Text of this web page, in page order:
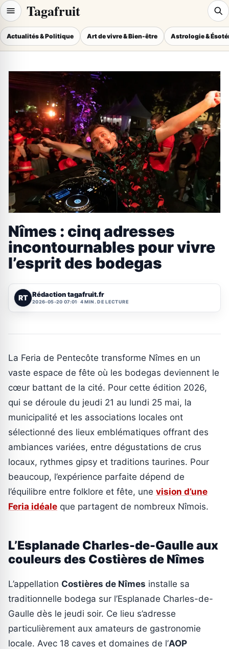
Tagafruit
Actualités & Politique Art de vivre & Bien-être Astrologie &
Nîmes : cinq adresses
incontournables pour vivre
l’esprit des bodegas
RT Rédaction tagafruit.fr
2026-05-20 07:01 4 MIN. DE LECTURE
La Feria de Pentecôte transforme Nîmes en un
vaste espace de fête où les bodegas deviennent le
cœur battant de la cité. Pour cette édition 2026,
qui se déroule du jeudi 21 au lundi 25 mai, la
municipalité et les associations locales ont
sélectionné des lieux emblématiques offrant des
ambiances variées, entre dégustations de crus
locaux, rythmes gipsy et traditions taurines. Pour
beaucoup, l’expérience parfaite dépend de
l’équilibre entre folklore et fête, une vision d’une
Feria idéale que partagent de nombreux Nîmois.
L’Esplanade Charles-de-Gaulle aux
couleurs des Costières de Nîmes
L’appellation Costières de Nîmes installe sa
traditionnelle bodega sur l’Esplanade Charles-de-
Gaulle dès le jeudi soir. Ce lieu s’adresse
particulièrement aux amateurs de gastronomie
locale. Avec 18 caves et domaines de l’AOP